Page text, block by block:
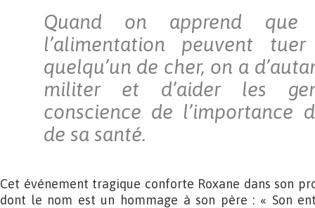
Quand on apprend
l’alimentation peuvent
quelqu’un de cher, on a
militer et d’aider les
conscience de l’importance
de sa santé.
Cet événement tragique conforte Roxane dans son
dont le nom est un hommage à son père : « Son